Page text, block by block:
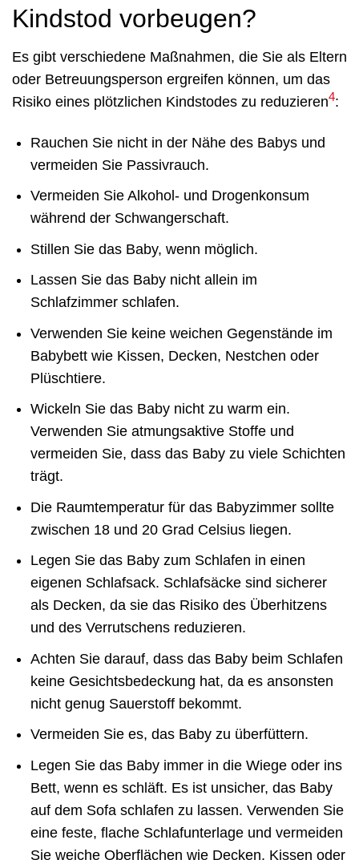
Kindstod vorbeugen?
Es gibt verschiedene Maßnahmen, die Sie als Eltern
oder Betreuungsperson ergreifen können, um das
Risiko eines plötzlichen Kindstodes zu reduzieren4:
Rauchen Sie nicht in der Nähe des Babys und
vermeiden Sie Passivrauch.
Vermeiden Sie Alkohol- und Drogenkonsum
während der Schwangerschaft.
Stillen Sie das Baby, wenn möglich.
Lassen Sie das Baby nicht allein im
Schlafzimmer schlafen.
Verwenden Sie keine weichen Gegenstände im
Babybett wie Kissen, Decken, Nestchen oder
Plüschtiere.
Wickeln Sie das Baby nicht zu warm ein.
Verwenden Sie atmungsaktive Stoffe und
vermeiden Sie, dass das Baby zu viele Schichten
trägt.
Die Raumtemperatur für das Babyzimmer sollte
zwischen 18 und 20 Grad Celsius liegen.
Legen Sie das Baby zum Schlafen in einen
eigenen Schlafsack. Schlafsäcke sind sicherer
als Decken, da sie das Risiko des Überhitzens
und des Verrutschens reduzieren.
Achten Sie darauf, dass das Baby beim Schlafen
keine Gesichtsbedeckung hat, da es ansonsten
nicht genug Sauerstoff bekommt.
Vermeiden Sie es, das Baby zu überfüttern.
Legen Sie das Baby immer in die Wiege oder ins
Bett, wenn es schläft. Es ist unsicher, das Baby
auf dem Sofa schlafen zu lassen. Verwenden Sie
eine feste, flache Schlafunterlage und vermeiden
Sie weiche Oberflächen wie Decken, Kissen oder